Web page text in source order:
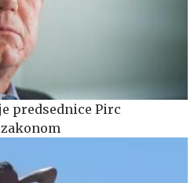
predsednice Pirc